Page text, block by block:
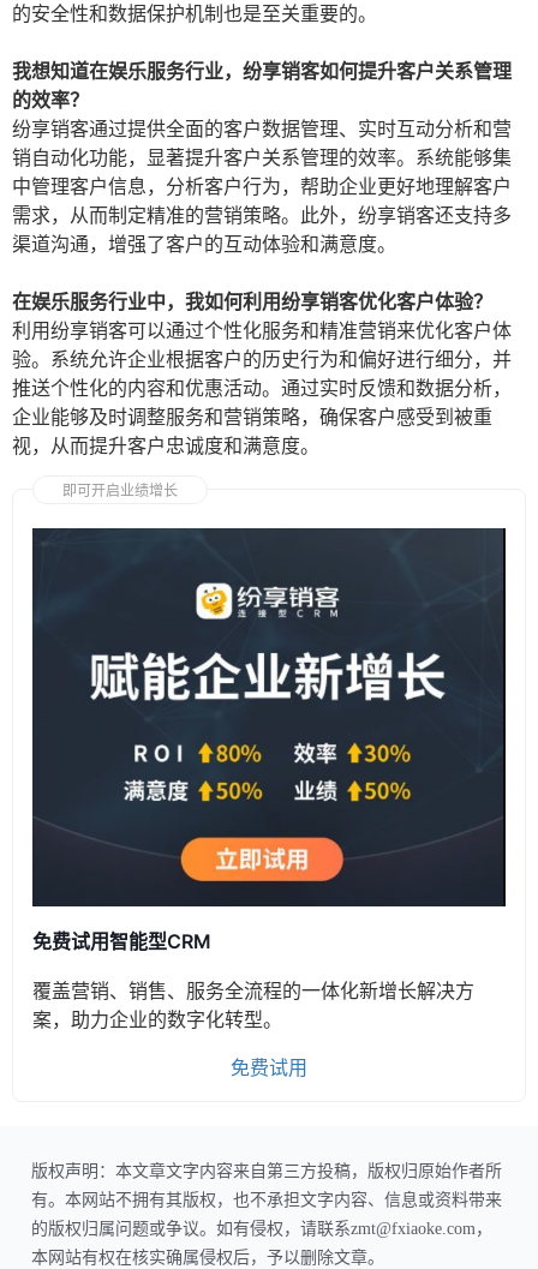
的安全性和数据保护机制也是至关重要的。
我想知道在娱乐服务行业，纷享销客如何提升客户关系管理
的效率？
纷享销客通过提供全面的客户数据管理、实时互动分析和营
销自动化功能，显著提升客户关系管理的效率。系统能够集
中管理客户信息，分析客户行为，帮助企业更好地理解客户
需求，从而制定精准的营销策略。此外，纷享销客还支持多
渠道沟通，增强了客户的互动体验和满意度。
在娱乐服务行业中，我如何利用纷享销客优化客户体验？
利用纷享销客可以通过个性化服务和精准营销来优化客户体
验。系统允许企业根据客户的历史行为和偏好进行细分，并
推送个性化的内容和优惠活动。通过实时反馈和数据分析，
企业能够及时调整服务和营销策略，确保客户感受到被重
视，从而提升客户忠诚度和满意度。
即可开启业绩增长
免费试用智能型CRM
覆盖营销、销售、服务全流程的一体化新增长解决方
案，助力企业的数字化转型。
免费试用
版权声明：本文章文字内容来自第三方投稿，版权归原始作者所
有。本网站不拥有其版权，也不承担文字内容、信息或资料带来
的版权归属问题或争议。如有侵权，请联系zmt@fxiaoke.com，
本网站有权在核实确属侵权后，予以删除文章。